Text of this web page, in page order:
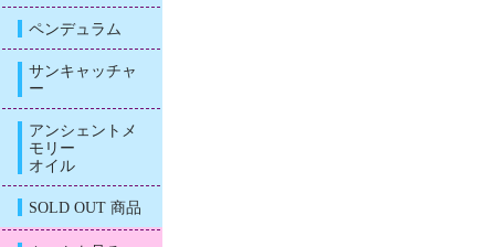
ペンデュラム
サンキャッチャ
ー
アンシェントメ
モリー
オイル
SOLD OUT 商品